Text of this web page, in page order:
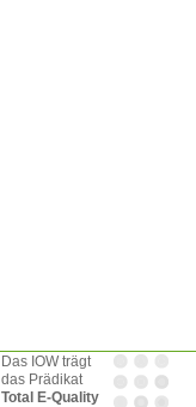
Das IOW trägt
das Prädikat
Total E-Quality